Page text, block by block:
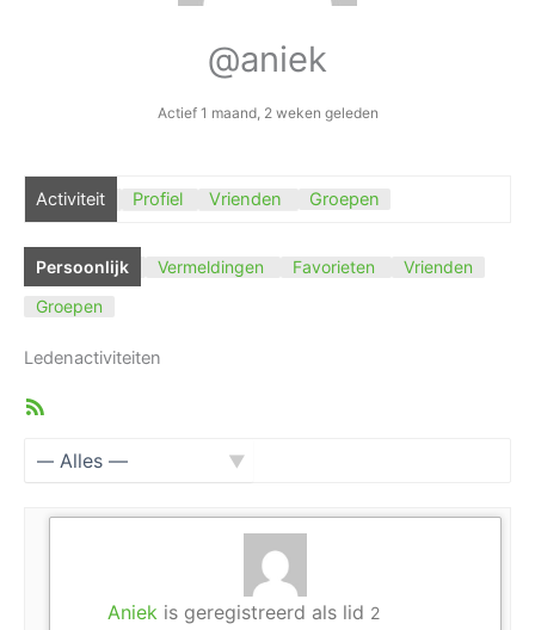
@aniek
Actief 1 maand, 2 weken geleden
Activiteit Profiel Vrienden Groepen
Persoonlijk Vermeldingen Favorieten
Vrienden
Groepen
Ledenactiviteiten
Aniek is geregistreerd als lid 2